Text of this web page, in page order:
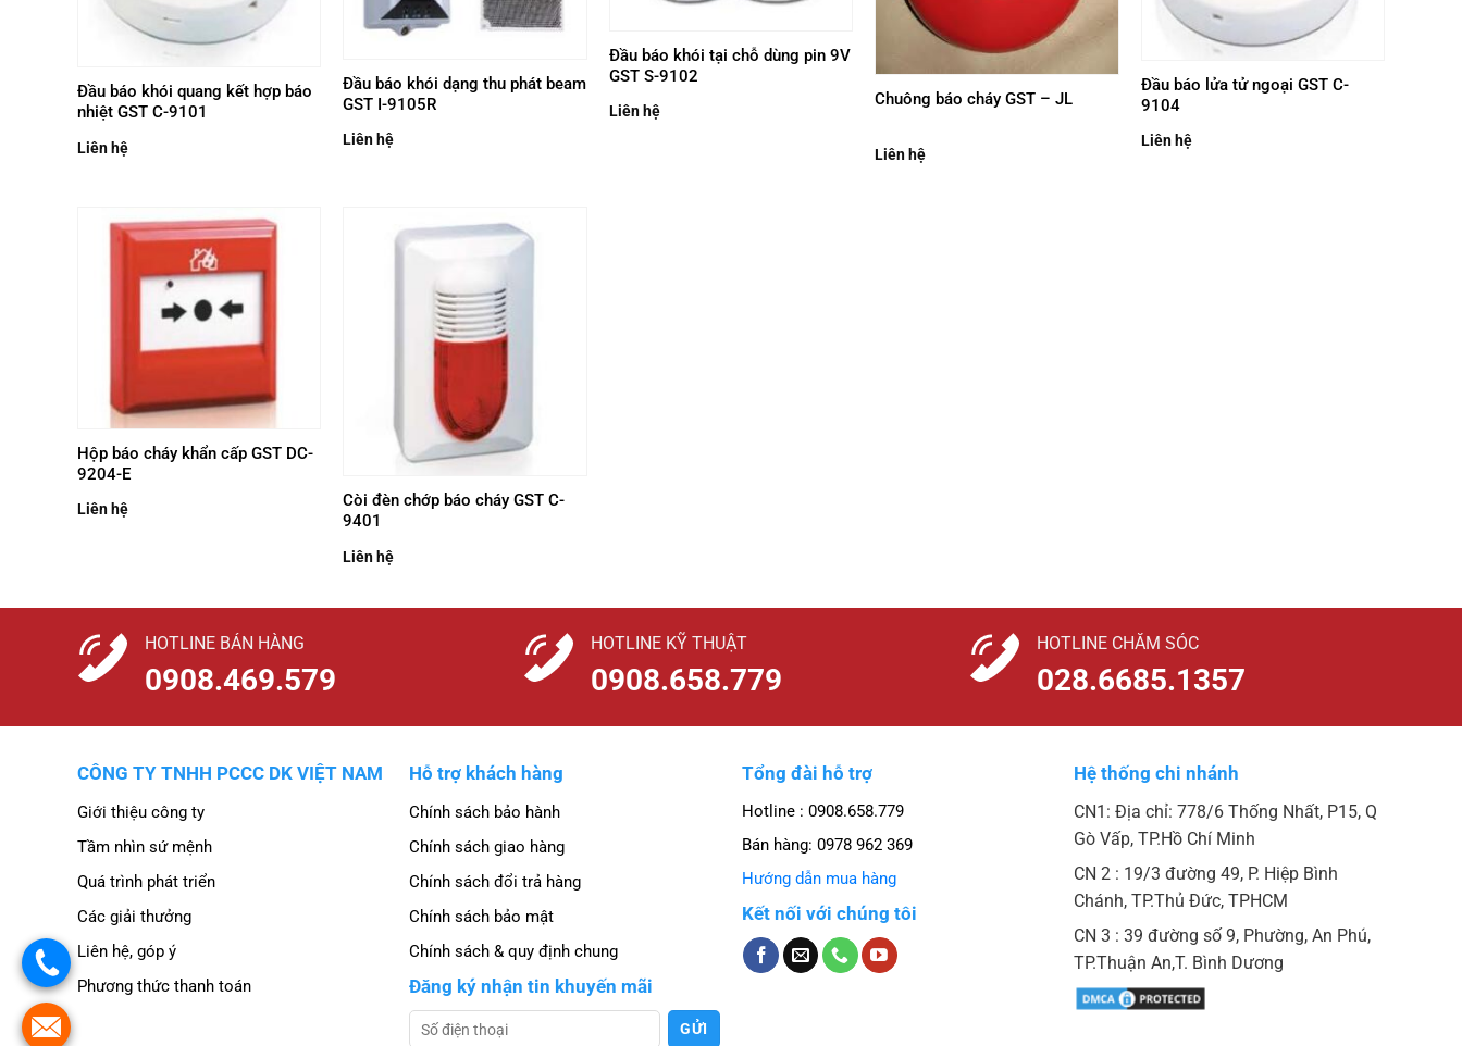
Đầu báo khói quang kết hợp báo
nhiệt GST C-9101
Liên hệ
Đầu báo khói dạng thu phát beam
GST I-9105R
Liên hệ
Đầu báo khói tại chỗ dùng pin 9V
GST S-9102
Liên hệ
Chuông báo cháy GST – JL
Liên hệ
Đầu báo lửa tử ngoại GST C-
9104
Liên hệ
Hộp báo cháy khẩn cấp GST DC-
9204-E
Liên hệ
Còi đèn chớp báo cháy GST C-
9401
Liên hệ
HOTLINE BÁN HÀNG
0908.469.579
HOTLINE KỸ THUẬT
0908.658.779
HOTLINE CHĂM SÓC
028.6685.1357
CÔNG TY TNHH PCCC DK VIỆT NAM
Giới thiệu công ty
Tầm nhìn sứ mệnh
Quá trình phát triển
Các giải thưởng
Liên hệ, góp ý
Phương thức thanh toán
Hỗ trợ khách hàng
Chính sách bảo hành
Chính sách giao hàng
Chính sách đổi trả hàng
Chính sách bảo mật
Chính sách & quy định chung
Đăng ký nhận tin khuyến mãi
Tổng đài hỗ trợ
Hotline : 0908.658.779
Bán hàng: 0978 962 369
Hướng dẫn mua hàng
Kết nối với chúng tôi
Hệ thống chi nhánh
CN1: Địa chỉ: 778/6 Thống Nhất, P15, Q
Gò Vấp, TP.Hồ Chí Minh
CN 2 : 19/3 đường 49, P. Hiệp Bình
Chánh, TP.Thủ Đức, TPHCM
CN 3 : 39 đường số 9, Phường, An Phú,
TP.Thuận An,T. Bình Dương
.
.